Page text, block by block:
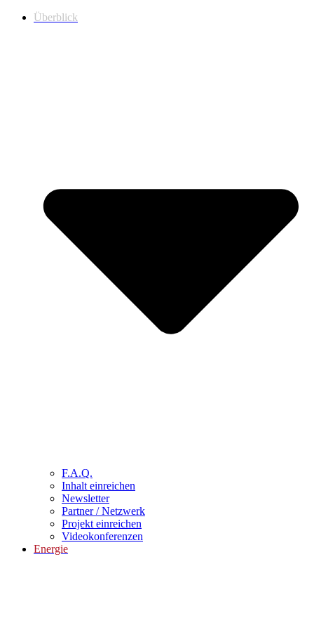
Überblick
F.A.Q.
Inhalt einreichen
Newsletter
Partner / Netzwerk
Projekt einreichen
Videokonferenzen
Energie